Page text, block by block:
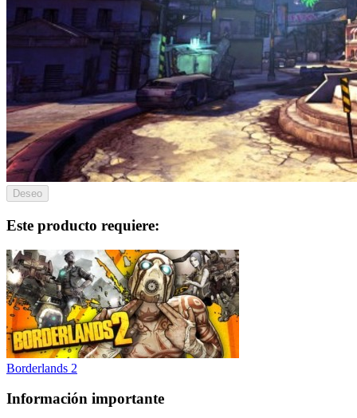
Deseo
Este producto requiere:
Borderlands 2
Información importante